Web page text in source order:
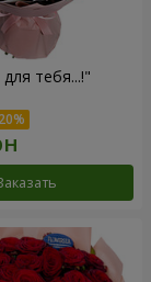
тебя...!"